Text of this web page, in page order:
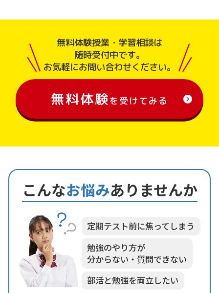
無料体験授業・学習相談は
随時受付中です。
お気軽にお問い合わせください。
無料体験を受けてみる
こんなお悩みありませんか
定期テスト前に焦ってしまう
勉強のやり方が
分からない・質問できない
部活と勉強を両立したい